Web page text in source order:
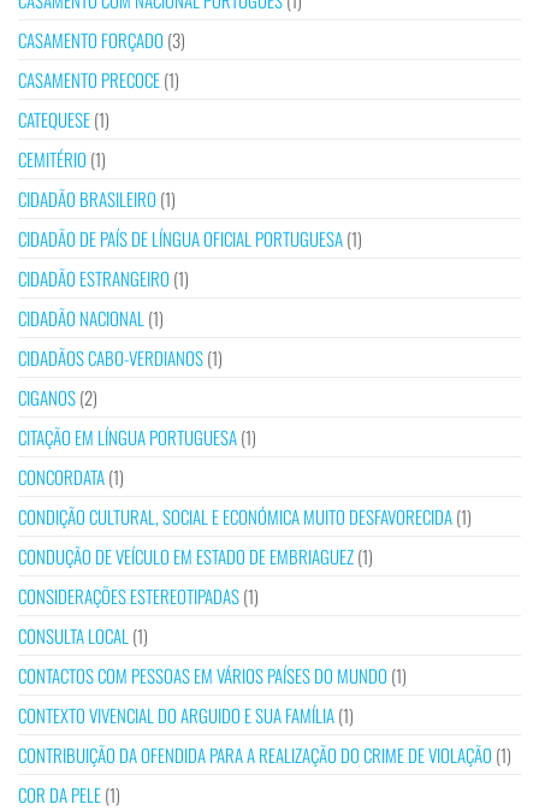
CASAMENTO FORÇADO (3)
CASAMENTO PRECOCE(1)
CATEQUESE(1)
CEMITÉRIO (1)
CIDADÃO BRASILEIRO (1)
CIDADÃO DE PAÍS DE LÍNGUA OFICIAL PORTUGUESA(1)
CIDADÃO ESTRANGEIRO (1)
CIDADÃO NACIONAL(1)
CIDADÃOS CABO-VERDIANOS(1)
CIGANOS(2)
CITAÇÃO EM LÍNGUA PORTUGUESA(1)
CONCORDATA(1)
CONDIÇÃO CULTURAL, SOCIAL E ECONÓMICA MUITO DESFAVORECIDA(1)
CONDUÇÃO DE VEÍCULO EM ESTADO DE EMBRIAGUEZ(1)
CONSIDERAÇÕES ESTEREOTIPADAS(1)
CONSULTA LOCAL(1)
CONTACTOS COM PESSOAS EM VÁRIOS PAÍSES DO MUNDO (1)
CONTEXTO VIVENCIAL DO ARGUIDO E SUA FAMÍLIA(1)
CONTRIBUIÇÃO DA OFENDIDA PARA A REALIZAÇÃO DO CRIME DE VIOLAÇÃO (1)
COR DA PELE(1)